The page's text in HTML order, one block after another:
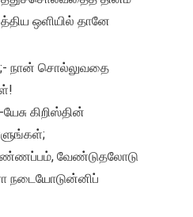
ஒளியில் தானே
நான் சொல்லுவதை
கிறிஸ்தின்
வேண்டுதலோடு
நடையோடுன்னிப்